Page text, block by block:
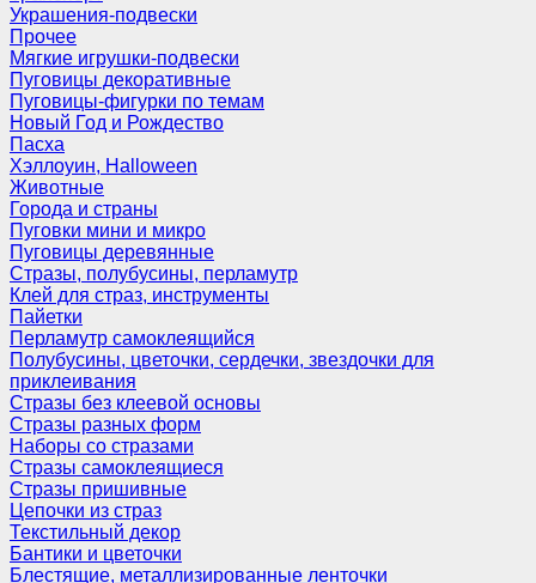
Украшения-подвески
Прочее
Мягкие игрушки-подвески
Пуговицы декоративные
Пуговицы-фигурки по темам
Новый Год и Рождество
Пасха
Хэллоуин, Halloween
Животные
Города и страны
Пуговки мини и микро
Пуговицы деревянные
Стразы, полубусины, перламутр
Клей для страз, инструменты
Пайетки
Перламутр самоклеящийся
Полубусины, цветочки, сердечки, звездочки для
приклеивания
Стразы без клеевой основы
Стразы разных форм
Наборы со стразами
Стразы самоклеящиеся
Стразы пришивные
Цепочки из страз
Текстильный декор
Бантики и цветочки
Блестящие, металлизированные ленточки